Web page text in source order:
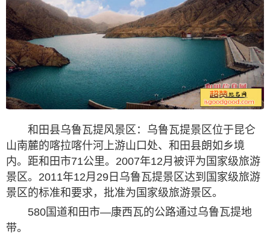
和田县乌鲁瓦提风景区：乌鲁瓦提景区位于昆仑
山南麓的喀拉喀什河上游山口处、和田县朗如乡境
内。距和田市71公里。2007年12月被评为国家级旅游
景区。2011年12月29日乌鲁瓦提景区达到国家级旅游
景区的标准和要求，批准为国家级旅游景区。
580国道和田市—康西瓦的公路通过乌鲁瓦提地
带。